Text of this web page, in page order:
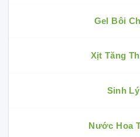
Gel Bôi
Xịt Tăng
Sinh
Nước Hoa